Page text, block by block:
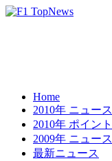
Home
2010年 ニュース
2010年 ポイント
2009年 ニュース
最新ニュース